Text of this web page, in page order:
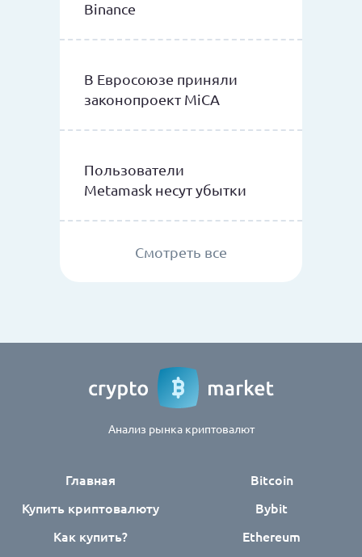
Binance
В Евросоюзе приняли
законопроект MiCA
Пользователи
Metamask несут убытки
Смотреть все
Анализ рынка криптовалют
Главная
Купить криптовалюту
Как купить?
Bitcoin
Bybit
Ethereum